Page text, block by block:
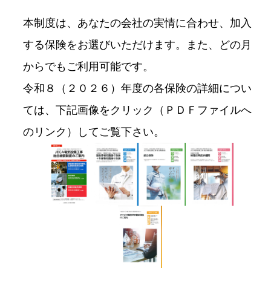
本制度は、あなたの会社の実情に合わせ、加入
する保険をお選びいただけます。また、どの月
からでもご利用可能です。
令和８（２０２６）年度の各保険の詳細につい
ては、下記画像をクリック（ＰＤＦファイルへ
のリンク）してご覧下さい。